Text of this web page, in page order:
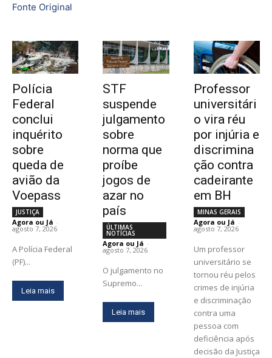
Fonte Original
Polícia
Federal
conclui
inquérito
sobre
queda de
avião da
Voepass
JUSTIÇA
Agora ou Já -
agosto 7, 2026
A Polícia Federal
(PF)...
Leia mais
STF
suspende
julgamento
sobre
norma que
proíbe
jogos de
azar no
país
ÚLTIMAS
NOTÍCIAS
Agora ou Já -
agosto 7, 2026
O julgamento no
Supremo...
Leia mais
Professor
universitári
o vira réu
por injúria e
discrimina
ção contra
cadeirante
em BH
MINAS GERAIS
Agora ou Já -
agosto 7, 2026
Um professor
universitário se
tornou réu pelos
crimes de injúria
e discriminação
contra uma
pessoa com
deficiência após
decisão da Justiça